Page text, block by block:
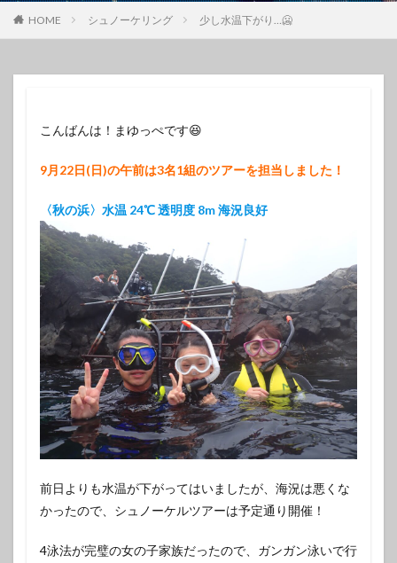
HOME シュノーケリング 少し水温下がり…🥶
こんばんは！まゆっぺです😆
9月22日(日)の午前は3名1組のツアーを担当しました！
〈秋の浜〉水温 24℃ 透明度 8m 海況良好
前日よりも水温が下がってはいましたが、海況は悪くな
かったので、シュノーケルツアーは予定通り開催！
4泳法が完璧の女の子家族だったので、ガンガン泳いで行